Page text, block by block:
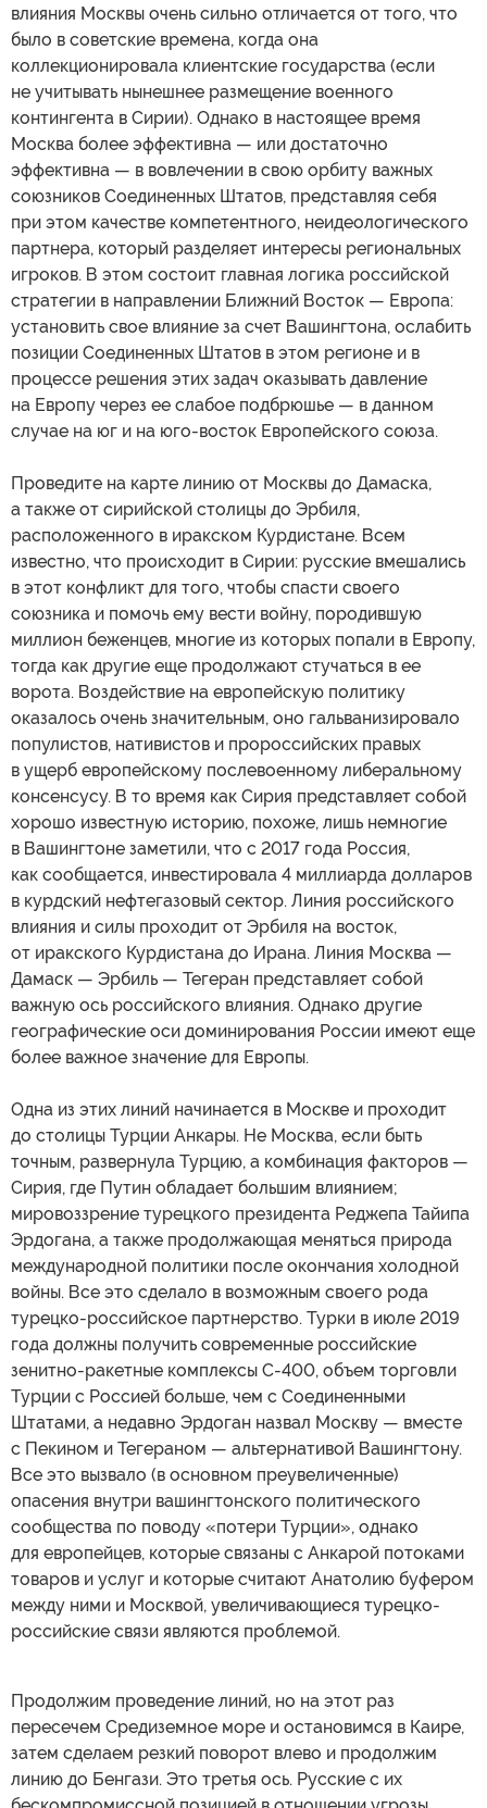
влияния Москвы очень сильно отличается от того, что
было в советские времена, когда она
коллекционировала клиентские государства (если
не учитывать нынешнее размещение военного
контингента в Сирии). Однако в настоящее время
Москва более эффективна — или достаточно
эффективна — в вовлечении в свою орбиту важных
союзников Соединенных Штатов, представляя себя
при этом качестве компетентного, неидеологического
партнера, который разделяет интересы региональных
игроков. В этом состоит главная логика российской
стратегии в направлении Ближний Восток — Европа:
установить свое влияние за счет Вашингтона, ослабить
позиции Соединенных Штатов в этом регионе и в
процессе решения этих задач оказывать давление
на Европу через ее слабое подбрюшье — в данном
случае на юг и на юго-восток Европейского союза.
Проведите на карте линию от Москвы до Дамаска,
а также от сирийской столицы до Эрбиля,
расположенного в иракском Курдистане. Всем
известно, что происходит в Сирии: русские вмешались
в этот конфликт для того, чтобы спасти своего
союзника и помочь ему вести войну, породившую
миллион беженцев, многие из которых попали в Европу,
тогда как другие еще продолжают стучаться в ее
ворота. Воздействие на европейскую политику
оказалось очень значительным, оно гальванизировало
популистов, нативистов и пророссийских правых
в ущерб европейскому послевоенному либеральному
консенсусу. В то время как Сирия представляет собой
хорошо известную историю, похоже, лишь немногие
в Вашингтоне заметили, что с 2017 года Россия,
как сообщается, инвестировала 4 миллиарда долларов
в курдский нефтегазовый сектор. Линия российского
влияния и силы проходит от Эрбиля на восток,
от иракского Курдистана до Ирана. Линия Москва —
Дамаск — Эрбиль — Тегеран представляет собой
важную ось российского влияния. Однако другие
географические оси доминирования России имеют еще
более важное значение для Европы.
Одна из этих линий начинается в Москве и проходит
до столицы Турции Анкары. Не Москва, если быть
точным, развернула Турцию, а комбинация факторов —
Сирия, где Путин обладает большим влиянием;
мировоззрение турецкого президента Реджепа Тайипа
Эрдогана, а также продолжающая меняться природа
международной политики после окончания холодной
войны. Все это сделало в возможным своего рода
турецко-российское партнерство. Турки в июле 2019
года должны получить современные российские
зенитно-ракетные комплексы С-400, объем торговли
Турции с Россией больше, чем с Соединенными
Штатами, а недавно Эрдоган назвал Москву — вместе
с Пекином и Тегераном — альтернативой Вашингтону.
Все это вызвало (в основном преувеличенные)
опасения внутри вашингтонского политического
сообщества по поводу «потери Турции», однако
для европейцев, которые связаны с Анкарой потоками
товаров и услуг и которые считают Анатолию буфером
между ними и Москвой, увеличивающиеся турецко-
российские связи являются проблемой.
Продолжим проведение линий, но на этот раз
пересечем Средиземное море и остановимся в Каире,
затем сделаем резкий поворот влево и продолжим
линию до Бенгази. Это третья ось. Русские с их